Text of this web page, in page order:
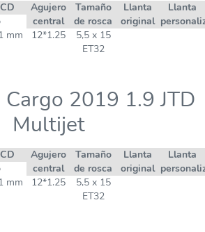
Agujero
central
Tamaño
de rosca
Llanta
original
Llanta
mm 12*1.25
5,5 x 15
ET32
2019 1.9 JTD
Multijet
Agujero
central
Tamaño
de rosca
Llanta
original
Llanta
mm 12*1.25
5,5 x 15
ET32